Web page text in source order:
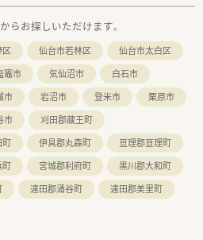
らお探しいただけます。
区 仙台市若林区
仙台市太白区
竈市 気仙沼市
白石市
市 岩沼市 登米市
栗原市
市
刈田郡蔵王町
町 伊具郡丸森町
亘理郡亘理町
町 宮城郡利府町
黒川郡大和町
遠田郡涌谷町
遠田郡美里町